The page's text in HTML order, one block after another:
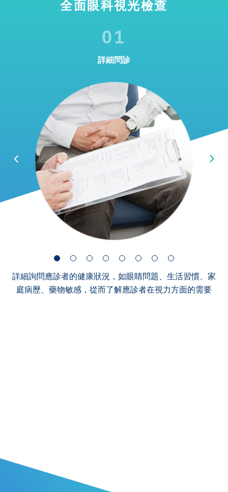
全面眼科視光檢查
01
詳細問診
詳細詢問應診者的健康狀況，如眼睛問題、生活習慣、家
庭病歷、藥物敏感，從而了解應診者在視力方面的需要